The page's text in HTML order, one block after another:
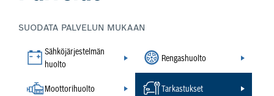
SUODATA PALVELUN MUKAAN
Sähköjärjestelmän
huolto
Rengashuolto
Moottorihuolto Tarkastukset